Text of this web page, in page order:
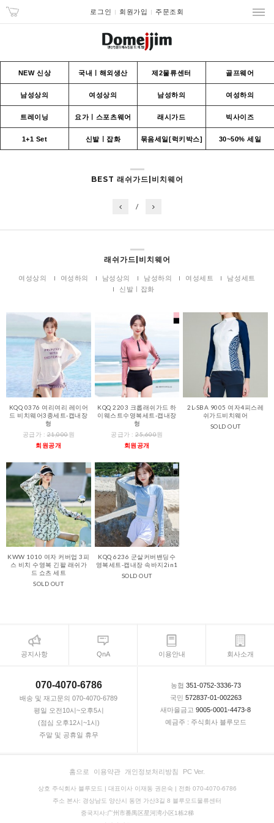
로그인 회원가입 주문조회
NEW 신상 국내ㅣ해외생산 제2물류센터 골프웨어
남성상의 여성상의 남성하의 여성하의
트레이닝 요가ㅣ스포츠웨어 래시가드 빅사이즈
1+1 Set 신발ㅣ잡화 묶음세일[럭키박스] 30~50% 세일
BEST 래쉬가드|비치웨어
/
래쉬가드|비치웨어
여성상의 여성하의 남성상의 남성하의 여성세트
남성세트
신발ㅣ잡화
KQQ 0376 여리여리 레이어
드 비치웨어3종세트-캡내장
형
공급가 :21,000원
회원공개
KQQ 2203 크롭래쉬가드 하
이웨스트수영복세트-캡내장
형
공급가 :25,600원
회원공개
2L-SBA 9005 여자4피스레
쉬가드비치웨어
SOLD OUT
KWW 1010 여자 커버업 3피
스 비치 수영복 긴팔 래쉬가
드 쇼츠 세트
SOLD OUT
KQQ 6236 군살커버밴딩수
영복세트-캡내장 속바지2in1
SOLD OUT
공지사항 QnA 이용안내 회사소개
070-4070-6786
배송 및 재고문의 070-4070-6789
평일 오전10시~오후5시
(점심 오후12시~1시)
주말 및 공휴일 휴무
농협 351-0752-3336-73
국민 572837-01-002263
새마을금고 9005-0001-4473-8
예금주 : 주식회사 블루모드
홈으로 이용약관 개인정보처리방침 PC Ver.
상호 주식회사 블루모드 | 대표이사 이재동 권은숙 | 전화 070-4070-6786
주소 본사: 경상남도 양산시 동면 가산3길 8 블루모드물류센터
중국지사:广州市番禺区星河湾小区1栋2梯